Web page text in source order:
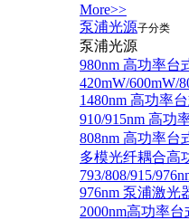
More>>
泵浦光源子分类
泵浦光源
980nm 高功率台
420mW/600mW/
1480nm 高功率
910/915nm 高功
808nm 高功率台
多模光纤耦合高
793/808/915/
976nm 泵浦激光
2000nm高功率